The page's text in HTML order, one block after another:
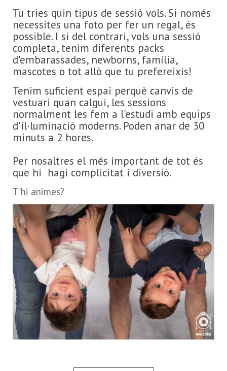
Tu tries quin tipus de sessió vols. Si només
necessites una foto per fer un regal, és
possible. I si del contrari, vols una sessió
completa, tenim diferents packs
d'embarassades, newborns, família,
mascotes o tot allò que tu prefereixis!
Tenim suficient espai perquè canvis de
vestuari quan calgui, les sessions
normalment les fem a l'estudi amb equips
d'il·luminació moderns. Poden anar de 30
minuts a 2 hores.
Per nosaltres el més important de tot és
que hi hagi complicitat i diversió.
T'hi animes?